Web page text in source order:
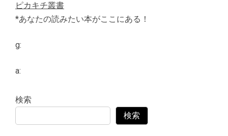
ピカキチ叢書
*あなたの読みたい本がここにある！
g:
a:
検索
検索